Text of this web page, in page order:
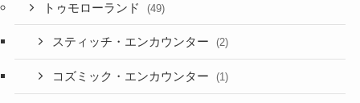
トゥモローランド (49)
スティッチ・エンカウンター (2)
コズミック・エンカウンター (1)